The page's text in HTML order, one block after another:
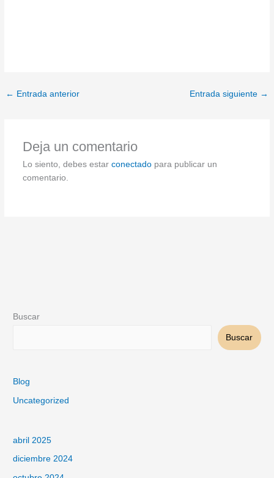
← Entrada anterior Entrada siguiente →
Deja un comentario
Lo siento, debes estar conectadopara publicar un
comentario.
Buscar
Buscar
Blog
Uncategorized
abril 2025
diciembre 2024